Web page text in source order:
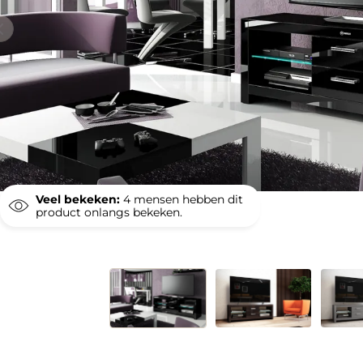
Veel bekeken: 4 mensen hebben dit
product onlangs bekeken.